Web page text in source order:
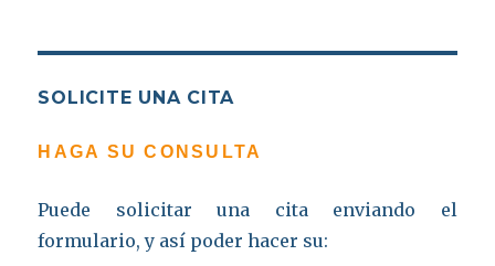
SOLICITE UNA CITA
HAGA SU CONSULTA
Puede solicitar una cita enviando el
formulario, y así poder hacer su: